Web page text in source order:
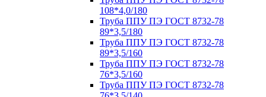
108*4,0/180
Труба ППУ ПЭ ГОСТ 8732-78
89*3,5/180
Труба ППУ ПЭ ГОСТ 8732-78
89*3,5/160
Труба ППУ ПЭ ГОСТ 8732-78
76*3,5/160
Труба ППУ ПЭ ГОСТ 8732-78